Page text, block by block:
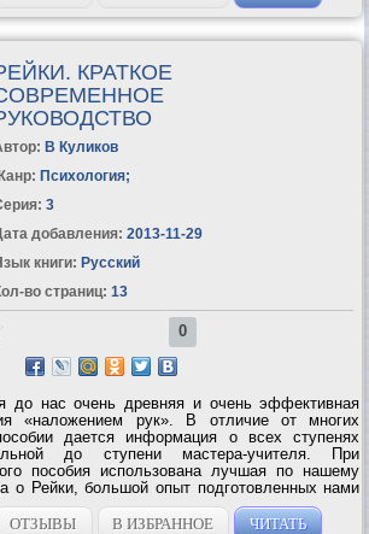
КРАТКОЕ
В Куликов
Психология;
3
добавления: 2013-11-29
книги: Русский
во страниц: 13
0
до нас очень древняя и очень эффективная
«наложением рук». В отличие от многих
дается информация о всех ступенях
до ступени мастера-учителя. При
пособия использована лучшая по нашему
о Рейки, большой опыт подготовленных нами
области и наш собственный многолетний
ОТЗЫВЫ В ИЗБРАННОЕ ЧИТАТЬ